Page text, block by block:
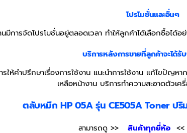
โปรโมชั่นและอื่นๆ
นมีการจัดโปรโมชั่นอยู่ตลอดเวลา ทำให้ลูกค้าได้เลือกซื้อได้
บริการหลังการขายที่ลูกค้าจะได้รั
ให้คำปรึกษาเรื่องการใช้งาน แนะนำการใช้งาน แก้ไขปัญ
เหลือหน้างาน บริการทำความสะอาดตัวเ
ตลับหมึก HP 05Aรุ่น CE505A Toner ป
สามารถดู >> สินค้าทุกยี่ห้อ